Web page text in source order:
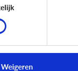
Weigeren
dat je
deelt met wie
kan je dit